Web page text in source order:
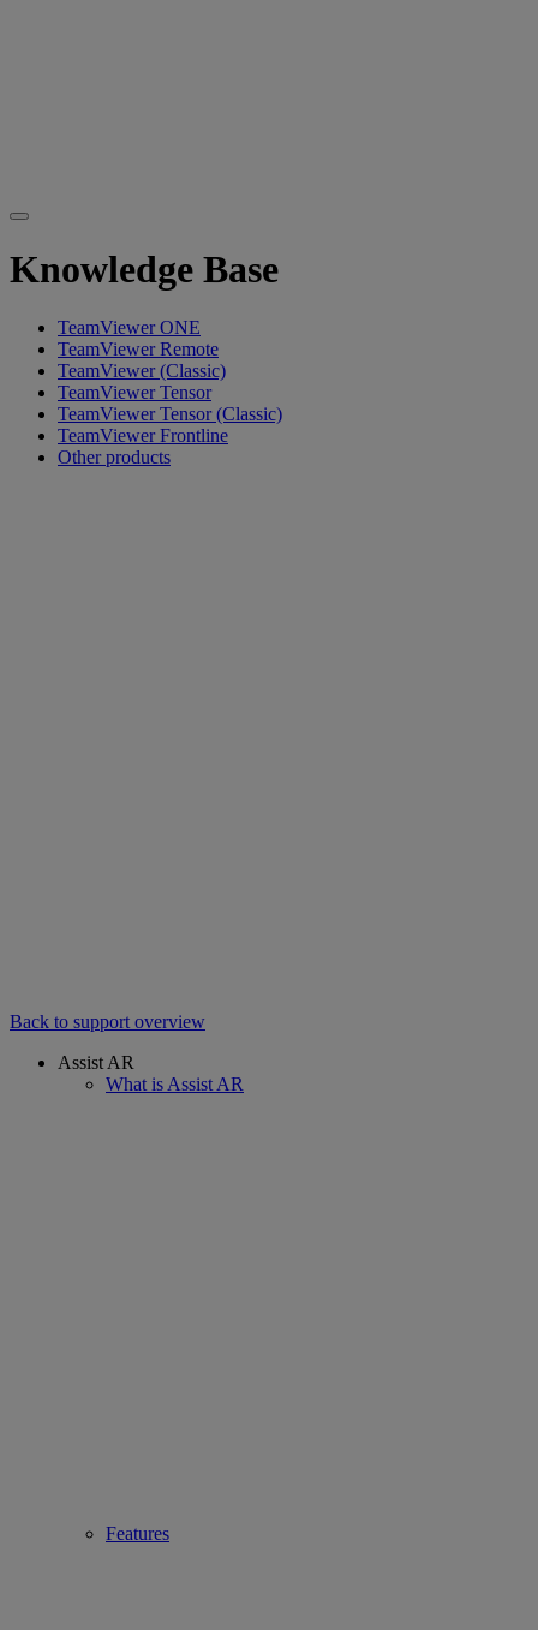
Knowledge Base
TeamViewer ONE
TeamViewer Remote
TeamViewer (Classic)
TeamViewer Tensor
TeamViewer Tensor (Classic)
TeamViewer Frontline
Other products
Back to support overview
Assist AR
What is Assist AR
Features